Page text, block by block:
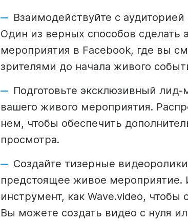
Взаимодействуйте с
Один из верных способов сделать
мероприятия в Facebook, где вы
зрителями до начала живого
Подготовьте эксклюзивный лид-
вашего живого мероприятия.
нем, чтобы обеспечить
просмотра.
Создайте тизерные
предстоящее живое мероприятие.
инструмент, как Wave.video, чтобы
Вы можете создать видео с нуля